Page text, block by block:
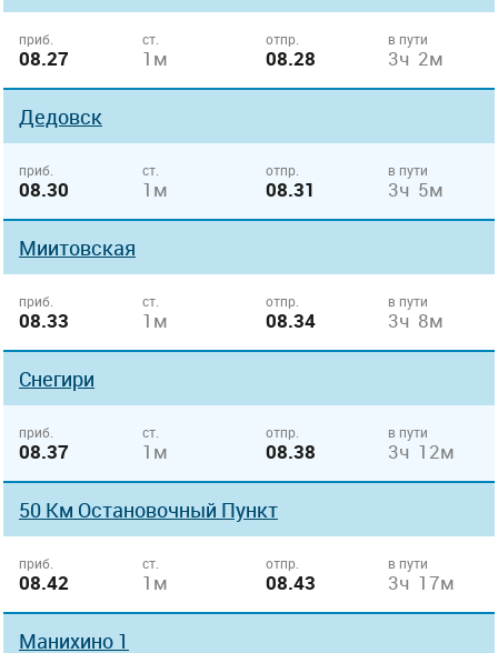
приб.
08.27
ст.
1м
отпр.
08.28
в пути
3ч 2м
Дедовск
приб.
08.30
ст.
1м
отпр.
08.31
в пути
3ч 5м
Миитовская
приб.
08.33
ст.
1м
отпр.
08.34
в пути
3ч 8м
Снегири
приб.
08.37
ст.
1м
отпр.
08.38
в пути
3ч 12м
50 Км Остановочный Пункт
приб.
08.42
ст.
1м
отпр.
08.43
в пути
3ч 17м
Манихино 1